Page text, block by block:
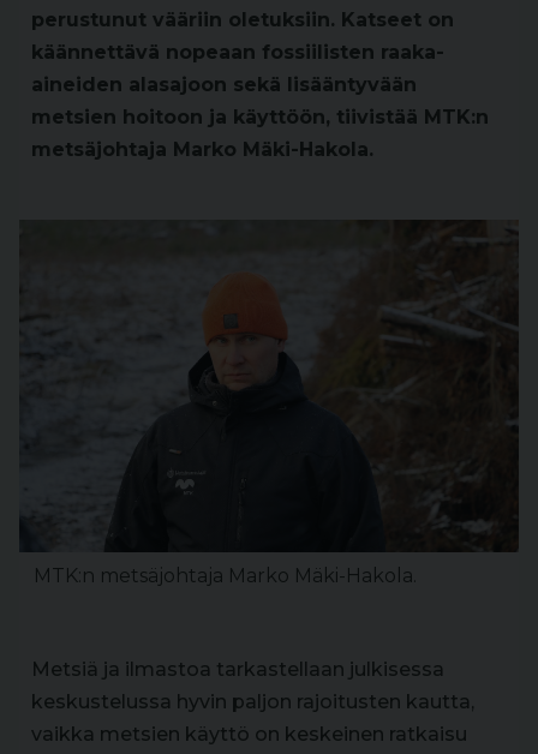
perustunut vääriin oletuksiin. Katseet on
käännettävä nopeaan fossiilisten raaka-
aineiden alasajoon sekä lisääntyvään
metsien hoitoon ja käyttöön, tiivistää MTK:n
metsäjohtaja Marko Mäki-Hakola.
MTK:n metsäjohtaja Marko Mäki-Hakola.
Metsiä ja ilmastoa tarkastellaan julkisessa
keskustelussa hyvin paljon rajoitusten kautta,
vaikka metsien käyttö on keskeinen ratkaisu